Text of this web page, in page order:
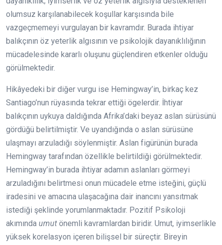
olumsuz karşılanabilecek koşullar karşısında bile
vazgeçmemeyi vurgulayan bir kavramdır. Burada ihtiyar
balıkçının öz yeterlik algısının ve psikolojik dayanıklılığının
mücadelesinde kararlı oluşunu güçlendiren etkenler olduğu
görülmektedir.
Hikâyedeki bir diğer vurgu ise Hemingway’in, birkaç kez
Santiago’nun rüyasında tekrar ettiği ögelerdir. İhtiyar
balıkçının uykuya daldığında Afrika’daki beyaz aslan sürüsünü
gördüğü belirtilmiştir. Ve uyandığında o aslan sürüsüne
ulaşmayı arzuladığı söylenmiştir. Aslan figürünün burada
Hemingway tarafından özellikle belirtildiği görülmektedir.
Hemingway’in burada ihtiyar adamın aslanları görmeyi
arzuladığını belirtmesi onun mücadele etme isteğini, güçlü
iradesini ve amacına ulaşacağına dair inancını yansıtmak
istediği şeklinde yorumlanmaktadır. Pozitif Psikoloji
akımında umut önemli kavramlardan biridir. Umut, iyimserlikle
yüksek korelasyon içeren bilişsel bir süreçtir. Bireyin